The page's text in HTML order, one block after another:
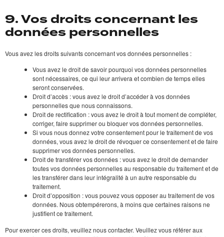
9. Vos droits concernant les
données personnelles
Vous avez les droits suivants concernant vos données personnelles :
Vous avez le droit de savoir pourquoi vos données personnelles
sont nécessaires, ce qui leur arrivera et combien de temps elles
seront conservées.
Droit d’accès : vous avez le droit d’accéder à vos données
personnelles que nous connaissons.
Droit de rectification : vous avez le droit à tout moment de compléter,
corriger, faire supprimer ou bloquer vos données personnelles.
Si vous nous donnez votre consentement pour le traitement de vos
données, vous avez le droit de révoquer ce consentement et de faire
supprimer vos données personnelles.
Droit de transférer vos données : vous avez le droit de demander
toutes vos données personnelles au responsable du traitement et de
les transférer dans leur intégralité à un autre responsable du
traitement.
Droit d’opposition : vous pouvez vous opposer au traitement de vos
données. Nous obtempérerons, à moins que certaines raisons ne
justifient ce traitement.
Pour exercer ces droits, veuillez nous contacter. Veuillez vous référer aux